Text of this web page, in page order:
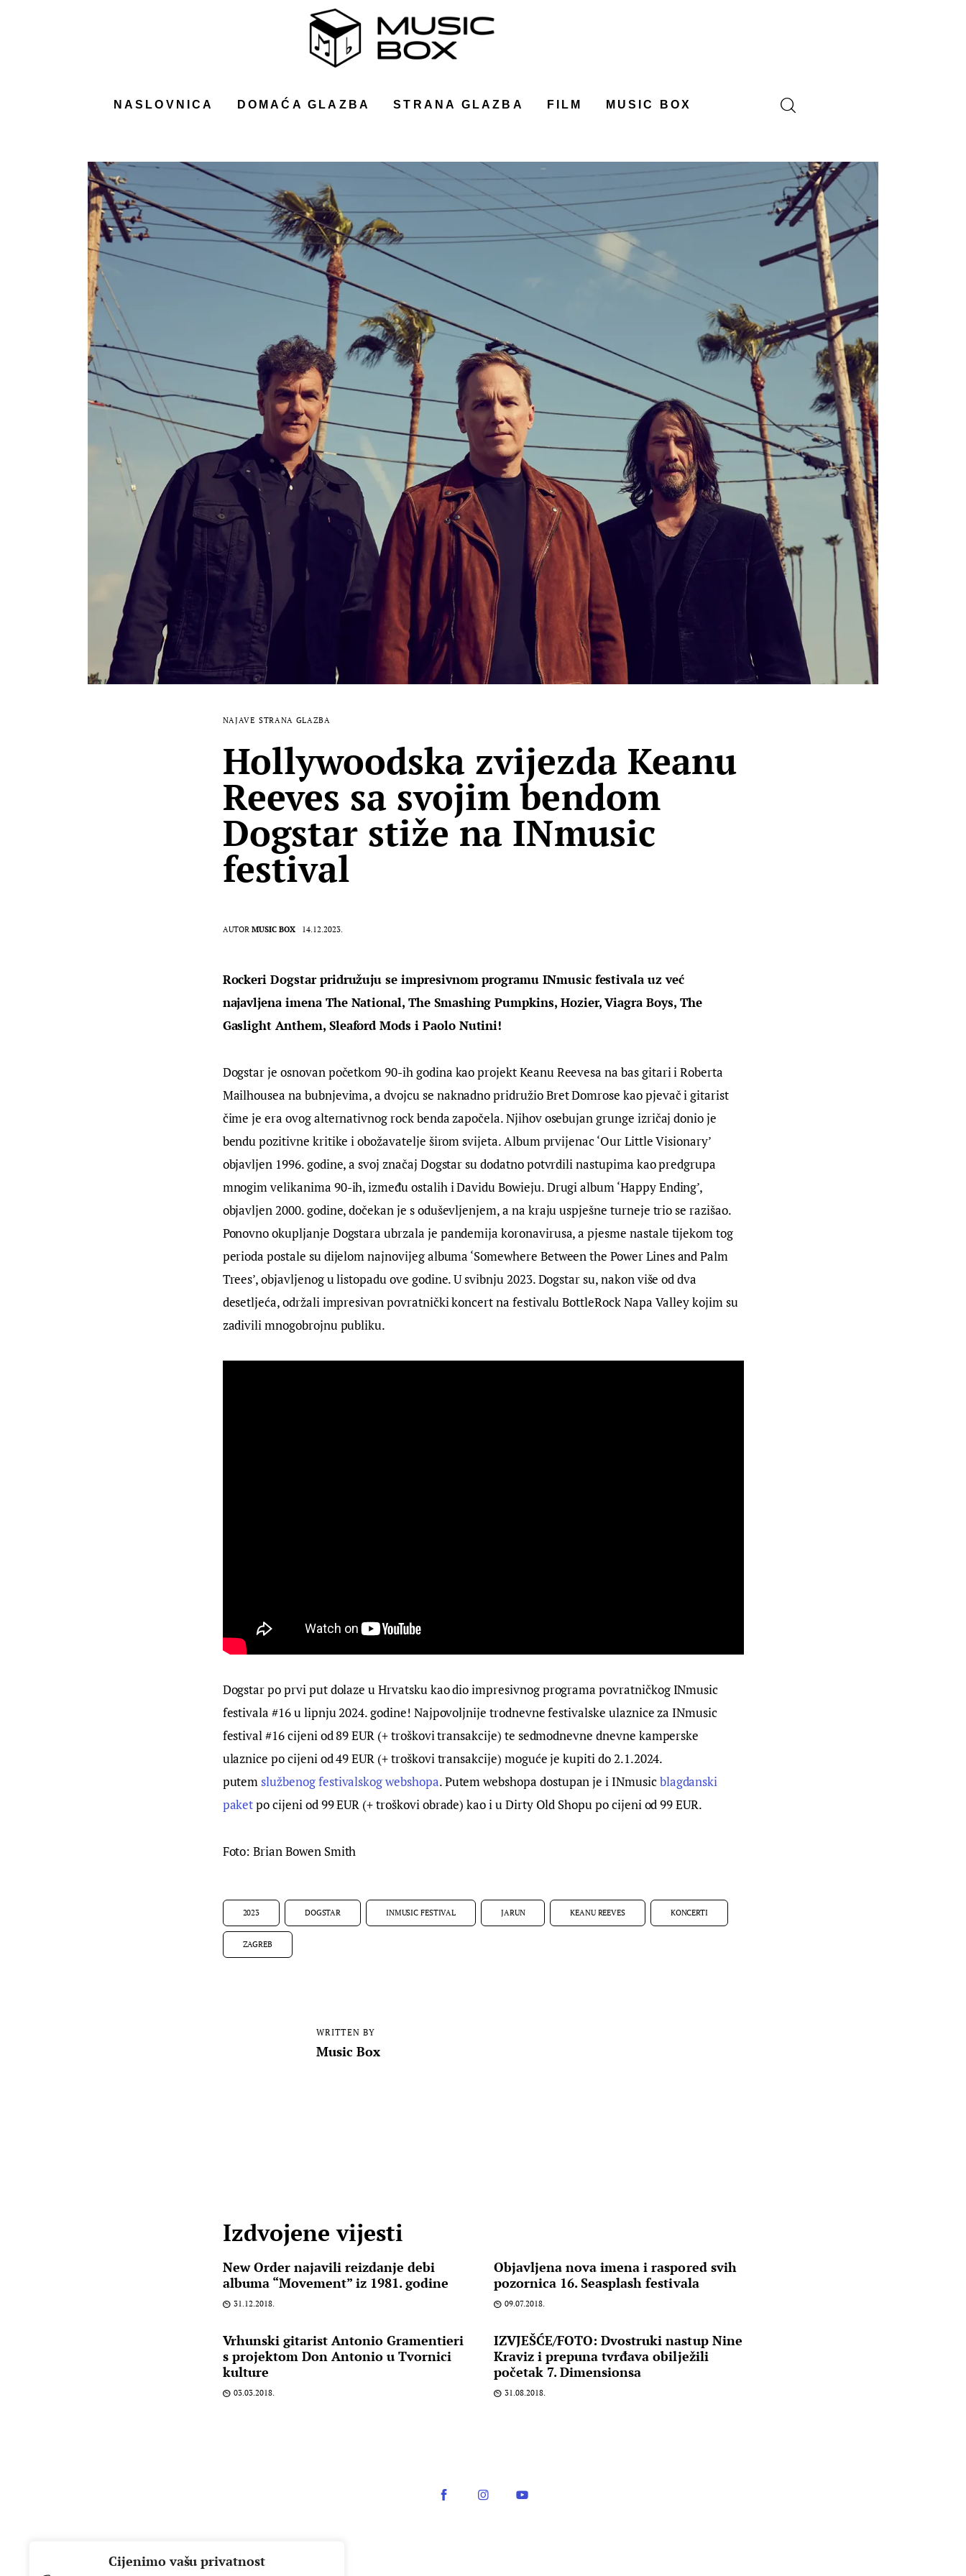
Cijenimo vašu privatnost
NASLOVNICA DOMAĆA GLAZBA STRANA GLAZBA FILM MUSIC BOX
NAJAVE STRANA GLAZBA
Hollywoodska zvijezda Keanu
Reeves sa svojim bendom
Dogstar stiže na INmusic
festival
AUTOR MUSIC BOX 14.12.2023.
Rockeri Dogstar pridružuju se impresivnom programu INmusic festivala uz već
najavljena imena The National, The Smashing Pumpkins, Hozier, Viagra Boys, The
Gaslight Anthem, Sleaford Mods i Paolo Nutini!
Dogstar je osnovan početkom 90-ih godina kao projekt Keanu Reevesa na bas gitari i Roberta
Mailhousea na bubnjevima, a dvojcu se naknadno pridružio Bret Domrose kao pjevač i gitarist
čime je era ovog alternativnog rock benda započela. Njihov osebujan grunge izričaj donio je
bendu pozitivne kritike i obožavatelje širom svijeta. Album prvijenac ‘Our Little Visionary’
objavljen 1996. godine, a svoj značaj Dogstar su dodatno potvrdili nastupima kao predgrupa
mnogim velikanima 90-ih, između ostalih i Davidu Bowieju. Drugi album ‘Happy Ending’,
objavljen 2000. godine, dočekan je s oduševljenjem, a na kraju uspješne turneje trio se razišao.
Ponovno okupljanje Dogstara ubrzala je pandemija koronavirusa, a pjesme nastale tijekom tog
perioda postale su dijelom najnovijeg albuma ‘Somewhere Between the Power Lines and Palm
Trees’, objavljenog u listopadu ove godine. U svibnju 2023. Dogstar su, nakon više od dva
desetljeća, održali impresivan povratnički koncert na festivalu BottleRock Napa Valley kojim su
zadivili mnogobrojnu publiku.
Dogstar po prvi put dolaze u Hrvatsku kao dio impresivnog programa povratničkog INmusic
festivala #16 u lipnju 2024. godine! Najpovoljnije trodnevne festivalske ulaznice za INmusic
festival #16 cijeni od 89 EUR (+ troškovi transakcije) te sedmodnevne dnevne kamperske
ulaznice po cijeni od 49 EUR (+ troškovi transakcije) moguće je kupiti do 2.1.2024.
putem službenog festivalskog webshopa. Putem webshopa dostupan je i INmusic blagdanski
paket po cijeni od 99 EUR (+ troškovi obrade) kao i u Dirty Old Shopu po cijeni od 99 EUR.
Foto: Brian Bowen Smith
2023 DOGSTAR INMUSIC FESTIVAL JARUN KEANU REEVES KONCERTI
ZAGREB
WRITTEN BY
Music Box
Izdvojene vijesti
New Order najavili reizdanje debi
albuma “Movement” iz 1981. godine
31.12.2018.
Objavljena nova imena i raspored svih
pozornica 16. Seasplash festivala
09.07.2018.
Vrhunski gitarist Antonio Gramentieri
s projektom Don Antonio u Tvornici
kulture
03.03.2018.
IZVJEŠĆE/FOTO: Dvostruki nastup Nine
Kraviz i prepuna tvrđava obilježili
početak 7. Dimensionsa
31.08.2018.